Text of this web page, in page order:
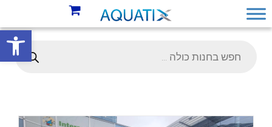
פתח